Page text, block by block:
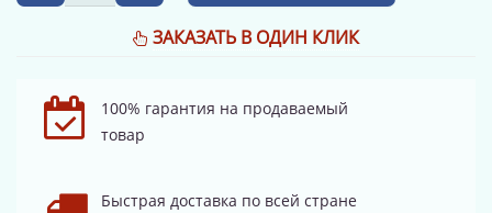
ЗАКАЗАТЬ В ОДИН КЛИК
100% гарантия на продаваемый
товар
Быстрая доставка по всей стране